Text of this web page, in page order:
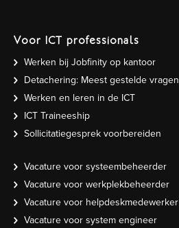
Voor ICT professionals
Werken bij Jobfinity op kantoor
Detachering: Meest gestelde vragen
Werken en leren in de ICT
ICT Traineeship
Sollicitatiegesprek voorbereiden
Vacature voor systeembeheerder
Vacature voor werkplekbeheerder
Vacature voor helpdeskmedewerker
Vacature voor system engineer